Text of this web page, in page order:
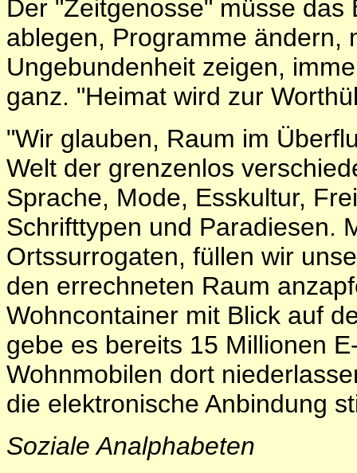
Der "Zeitgenosse" müsse
ablegen, Programme ändern,
Ungebundenheit zeigen,
ganz. "Heimat wird zur
"Wir glauben, Raum im
Welt der grenzenlos
Sprache, Mode, Esskultur,
Schrifttypen und Paradiesen.
Ortssurrogaten, füllen wir
den errechneten Raum
Wohncontainer mit Blick auf
gebe es bereits 15 Millionen
Wohnmobilen dort
die elektronische Anbindung
Soziale Analphabeten